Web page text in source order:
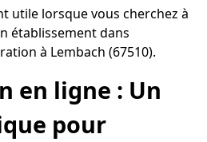
utile lorsque vous cherchez à
établissement dans
à Lembach (67510).
en ligne : Un
pour